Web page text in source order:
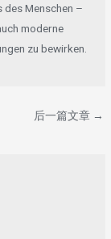
des Menschen –
moderne
zu bewirken.
后一篇文章 →